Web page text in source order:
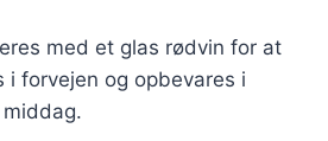
med et glas rødvin for at
i forvejen og opbevares i